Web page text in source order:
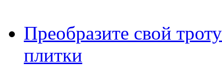
Преобразите свой
плитки